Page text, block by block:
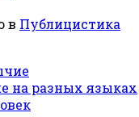
в Публицистика
на разных языках